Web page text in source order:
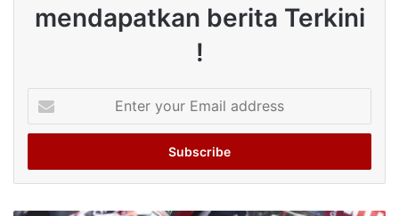
mendapatkan berita Terkini
!
your
Email